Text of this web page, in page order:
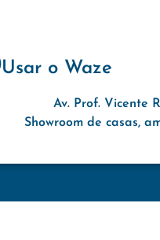
Usar o Waze
Av. Prof. Vicente
Showroom de casas,